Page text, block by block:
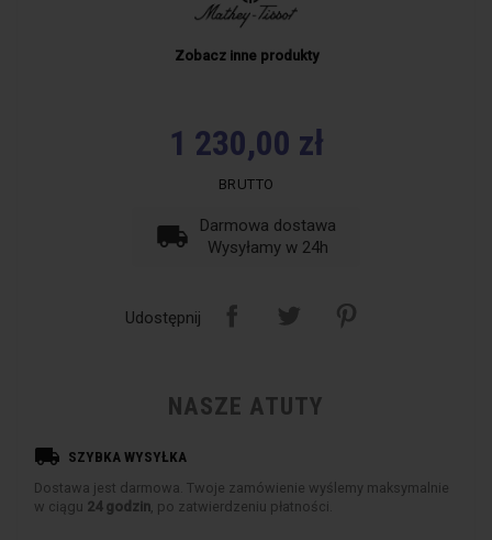
Zobacz inne produkty
1 230,00 zł
BRUTTO
local_shipping
Darmowa dostawa
Wysyłamy w 24h
Udostępnij
NASZE ATUTY
local_shipping SZYBKA WYSYŁKA
Dostawa jest darmowa. Twoje zamówienie wyślemy maksymalnie
w ciągu 24 godzin, po zatwierdzeniu płatności.